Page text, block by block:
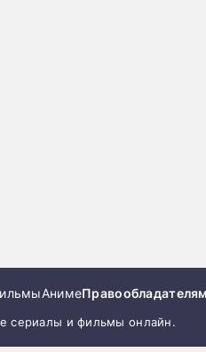
Аниме
сериалы и фильмы онлайн.